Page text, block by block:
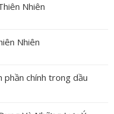
Nhiên
Nhiên
phần chính trong dầu